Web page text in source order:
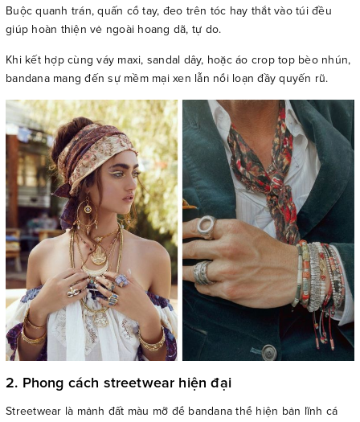
Buộc quanh trán, quấn cổ tay, đeo trên tóc hay thắt vào túi đều
giúp hoàn thiện vẻ ngoài hoang dã, tự do.
Khi kết hợp cùng váy maxi, sandal dây, hoặc áo crop top bèo nhún,
bandana mang đến sự mềm mại xen lẫn nổi loạn đầy quyến rũ.
2. Phong cách streetwear hiện đại
Streetwear là mảnh đất màu mỡ để bandana thể hiện bản lĩnh cá